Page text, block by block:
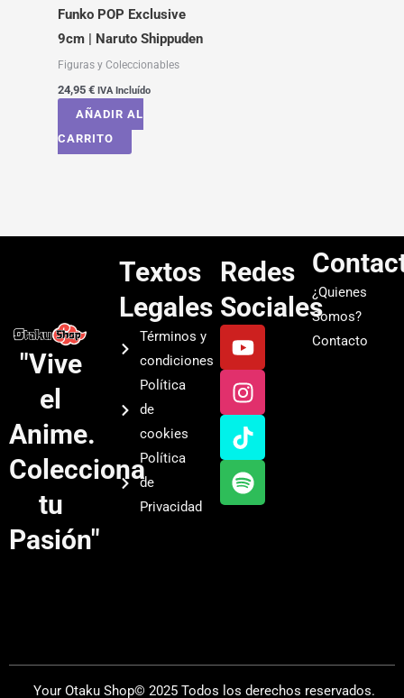
Funko POP Exclusive
9cm | Naruto Shippuden
Figuras y Coleccionables
24,95 € IVA Incluído
AÑADIR AL
CARRITO
"Vive
el
Anime.
Colecciona
tu
Pasión"
Textos
Legales
Términos y
condiciones
Política
de
cookies
Política
de
Privacidad
Redes
Sociales
Y
o
u
t
u
b
e
I
n
s
t
a
g
r
a
T
i
k
t
o
k
S
p
o
t
i
f
y
¿Quienes
Somos?
Contacto
Your Otaku Shop© 2025 Todos los derechos reservados.